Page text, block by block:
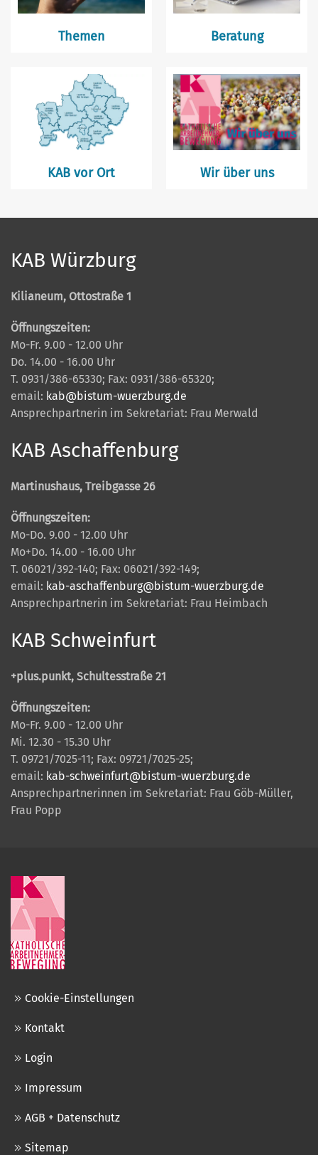
Themen Beratung
KAB vor Ort Wir über uns
KAB Würzburg
Kilianeum, Ottostraße 1
Öffnungszeiten:
Mo-Fr. 9.00 - 12.00 Uhr
Do. 14.00 - 16.00 Uhr
T. 0931/386-65330; Fax: 0931/386-65320;
email: kab@bistum-wuerzburg.de
Ansprechpartnerin im Sekretariat: Frau Merwald
KAB Aschaffenburg
Martinushaus, Treibgasse 26
Öffnungszeiten:
Mo-Do. 9.00 - 12.00 Uhr
Mo+Do. 14.00 - 16.00 Uhr
T. 06021/392-140; Fax: 06021/392-149;
email: kab-aschaffenburg@bistum-wuerzburg.de
Ansprechpartnerin im Sekretariat: Frau Heimbach
KAB Schweinfurt
+plus.punkt, Schultesstraße 21
Öffnungszeiten:
Mo-Fr. 9.00 - 12.00 Uhr
Mi. 12.30 - 15.30 Uhr
T. 09721/7025-11; Fax: 09721/7025-25;
email: kab-schweinfurt@bistum-wuerzburg.de
Ansprechpartnerinnen im Sekretariat: Frau Göb-Müller,
Frau Popp
Cookie-Einstellungen
Kontakt
Login
Impressum
AGB + Datenschutz
Sitemap